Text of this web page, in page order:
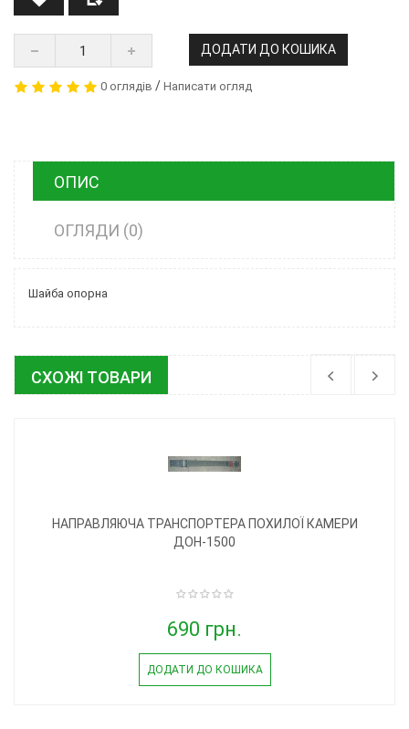
ДОДАТИ ДО КОШИКА
0 оглядів / Написати огляд
ОПИС
ОГЛЯДИ (0)
Шайба опорна
СХОЖІ ТОВАРИ
НАПРАВЛЯЮЧА ТРАНСПОРТЕРА ПОХИЛОЇ КАМЕРИ
ДОН-1500
690 грн.
ДОДАТИ ДО КОШИКА